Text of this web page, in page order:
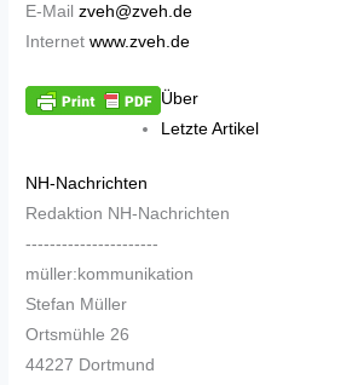
E-Mailzveh@zveh.de
Internetwww.zveh.de
Über
Letzte Artikel
NH-Nachrichten
Redaktion NH-Nachrichten
----------------------
müller:kommunikation
Stefan Müller
Ortsmühle 26
44227 Dortmund